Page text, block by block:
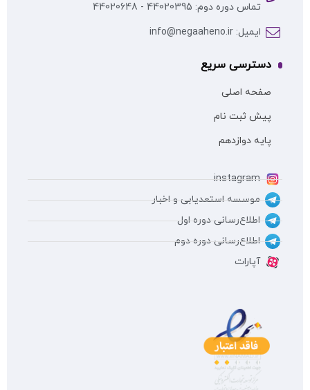
تماس دوره دوم: 44020395 - 44020648
ایمیل: info@negaaheno.ir
دسترسی سریع
صفحه اصلی
پیش ثبت نام
پایه دوازدهم
instagram
موسسه استعدیابی و اخبار
اطلاع‌رسانی دوره اول
اطلاع‌رسانی دوره دوم
آپارات